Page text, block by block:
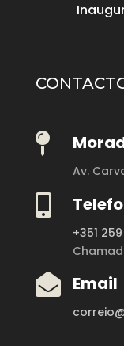

Av.

+351
 Email